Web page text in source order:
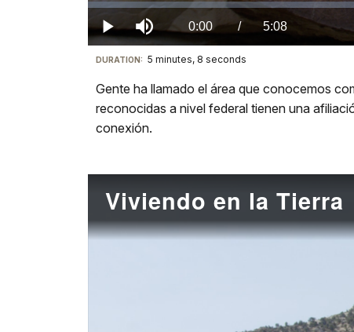
Play Mute Current
TimeÂ
0:00 / DurationÂ
5:08
Loaded:
0%
Visit
our
keyboard
shortcuts
DURATION: 5 minutes, 8 seconds
Gente ha llamado el área que conocemos
reconocidas a nivel federal tienen una
conexión.
Viviendo en la Tierra